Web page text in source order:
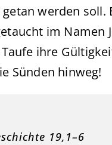
getan werden
im Namen
ihre
Sünden hinweg!
19,1–6